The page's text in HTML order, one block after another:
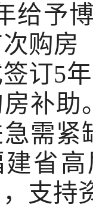
给予
购房
订5
补助
需紧
建省
，支持